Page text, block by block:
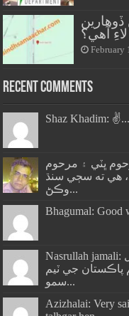
آهي؟
February
Recent Comments
Shaz Khadim: ✌️...
ڀٽي ۽ مرحوم
هي ته سڄي سنڌ
وڪڻ...
Bhagumal: Good
Nasrullah jamali: گورنر عمران اسماعيل جھڙا نااهل
جي ٽيم
سمو...
Azizhalai: Very